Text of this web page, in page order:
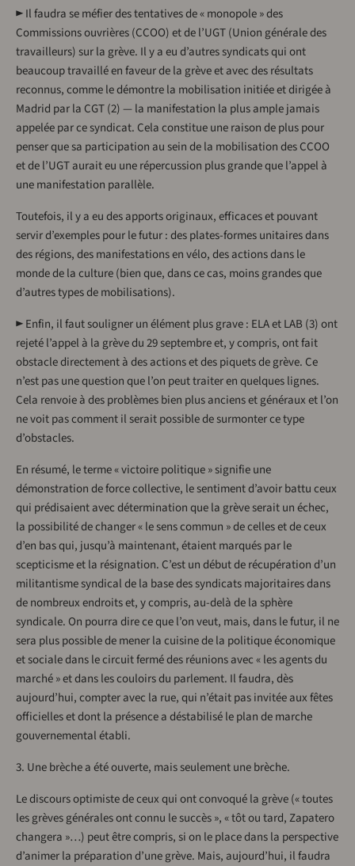
► Il faudra se méfier des tentatives de « monopole » des
Commissions ouvrières (CCOO) et de l’UGT (Union générale des
travailleurs) sur la grève. Il y a eu d’autres syndicats qui ont
beaucoup travaillé en faveur de la grève et avec des résultats
reconnus, comme le démontre la mobilisation initiée et dirigée à
Madrid par la CGT (2) — la manifestation la plus ample jamais
appelée par ce syndicat. Cela constitue une raison de plus pour
penser que sa participation au sein de la mobilisation des CCOO
et de l’UGT aurait eu une répercussion plus grande que l’appel à
une manifestation parallèle.
Toutefois, il y a eu des apports originaux, efficaces et pouvant
servir d’exemples pour le futur : des plates-formes unitaires dans
des régions, des manifestations en vélo, des actions dans le
monde de la culture (bien que, dans ce cas, moins grandes que
d’autres types de mobilisations).
► Enfin, il faut souligner un élément plus grave : ELA et LAB (3) ont
rejeté l’appel à la grève du 29 septembre et, y compris, ont fait
obstacle directement à des actions et des piquets de grève. Ce
n’est pas une question que l’on peut traiter en quelques lignes.
Cela renvoie à des problèmes bien plus anciens et généraux et l’on
ne voit pas comment il serait possible de surmonter ce type
d’obstacles.
En résumé, le terme « victoire politique » signifie une
démonstration de force collective, le sentiment d’avoir battu ceux
qui prédisaient avec détermination que la grève serait un échec,
la possibilité de changer « le sens commun » de celles et de ceux
d’en bas qui, jusqu’à maintenant, étaient marqués par le
scepticisme et la résignation. C’est un début de récupération d’un
militantisme syndical de la base des syndicats majoritaires dans
de nombreux endroits et, y compris, au-delà de la sphère
syndicale. On pourra dire ce que l’on veut, mais, dans le futur, il ne
sera plus possible de mener la cuisine de la politique économique
et sociale dans le circuit fermé des réunions avec « les agents du
marché » et dans les couloirs du parlement. Il faudra, dès
aujourd’hui, compter avec la rue, qui n’était pas invitée aux fêtes
officielles et dont la présence a déstabilisé le plan de marche
gouvernemental établi.
3. Une brèche a été ouverte, mais seulement une brèche.
Le discours optimiste de ceux qui ont convoqué la grève (« toutes
les grèves générales ont connu le succès », « tôt ou tard, Zapatero
changera »…) peut être compris, si on le place dans la perspective
d’animer la préparation d’une grève. Mais, aujourd’hui, il faudra